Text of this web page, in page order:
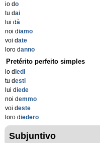
io do
tu dai
lui dà
noi diamo
voi date
loro danno
Pretérito perfeito simples
io diedi
tu desti
lui diede
noi demmo
voi deste
loro diedero
Subjuntivo